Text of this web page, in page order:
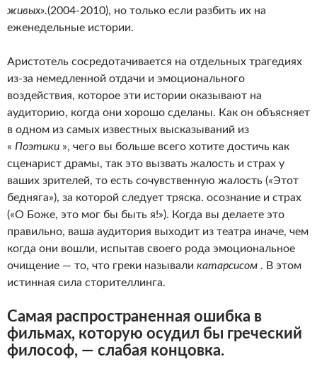
живых».(2004-2010), но только если разбить их на
еженедельные истории.
Аристотель сосредотачивается на отдельных трагедиях
из-за немедленной отдачи и эмоционального
воздействия, которое эти истории оказывают на
аудиторию, когда они хорошо сделаны. Как он объясняет
в одном из самых известных высказываний из
« Поэтики », чего вы больше всего хотите достичь как
сценарист драмы, так это вызвать жалость и страх у
ваших зрителей, то есть сочувственную жалость («Этот
бедняга»), за которой следует тряска. осознание и страх
(«О Боже, это мог бы быть я!»). Когда вы делаете это
правильно, ваша аудитория выходит из театра иначе, чем
когда они вошли, испытав своего рода эмоциональное
очищение — то, что греки называли катарсисом . В этом
истинная сила сторителлинга.
Самая распространенная ошибка в
фильмах, которую осудил бы греческий
философ, — слабая концовка.